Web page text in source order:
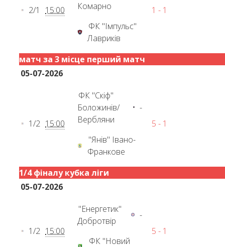
2/1 15:00
Комарно
ФК "Імпульс"
Лавриків
1 - 1
матч за 3 місце перший матч
05-07-2026
1/2 15:00
ФК "Скіф"
Боложинів/
Вербляни
-
"Янів" Івано-
Франкове
5 - 1
1/4 фіналу кубка ліги
05-07-2026
1/2 15:00
"Енергетик"
Добротвір
-
ФК "Новий
5 - 1